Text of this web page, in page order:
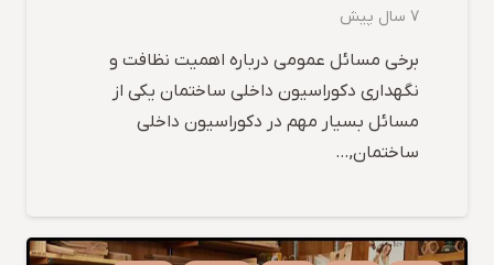
7 سال پیش
برخی مسائل عمومی درباره اهمیت نظافت و
نگهداری دکوراسیون داخلی ساختمان یکی از
مسائل بسیار مهم در دکوراسیون داخلی
ساختمان,…